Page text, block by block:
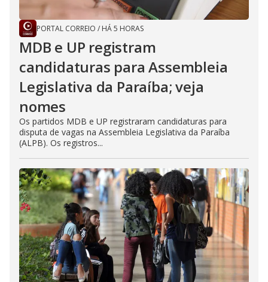
PORTAL CORREIO / HÁ 5 HORAS
MDB e UP registram
candidaturas para Assembleia
Legislativa da Paraíba; veja
nomes
Os partidos MDB e UP registraram candidaturas para
disputa de vagas na Assembleia Legislativa da Paraíba
(ALPB). Os registros...